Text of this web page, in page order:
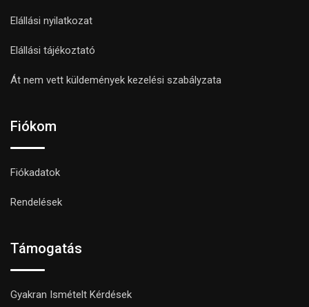
Elállási nyilatkozat
Elállási tájékoztató
Át nem vett küldemények kezelési szabályzata
Fiókom
Fiókadatok
Rendelések
Támogatás
Gyakran Ismételt Kérdések